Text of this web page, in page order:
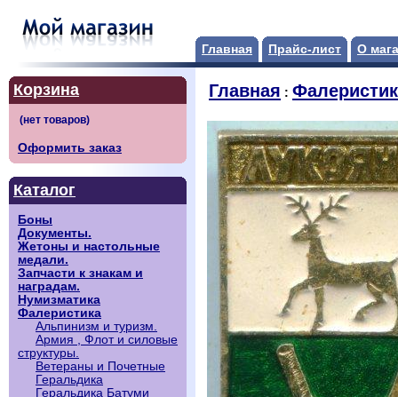
Главная Прайс-лист О
Корзина
Оформить заказ
Каталог
Боны
Документы.
Жетоны и настольные
медали.
Запчасти к знакам и
наградам.
Нумизматика
Фалеристика
Альпинизм и туризм.
Армия , Флот и силовые
структуры.
Ветераны и Почетные
Геральдика
Геральдика Батуми
Главная :